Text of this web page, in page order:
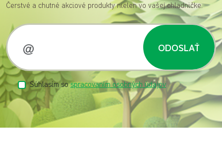
Čerstvé a chutné akciové produkty nielen vo vašej chladničke.
ODOSLAŤ
Súhlasím sospracovaním osobných údajov